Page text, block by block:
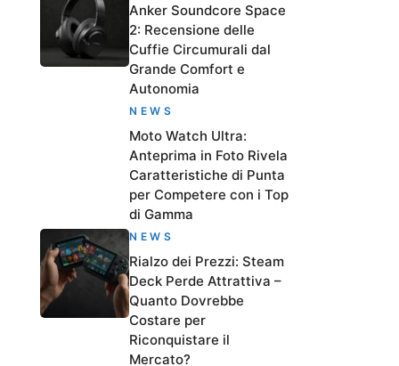
Anker Soundcore Space
2: Recensione delle
Cuffie Circumurali dal
Grande Comfort e
Autonomia
NEWS
Moto Watch Ultra:
Anteprima in Foto Rivela
Caratteristiche di Punta
per Competere con i Top
di Gamma
NEWS
Rialzo dei Prezzi: Steam
Deck Perde Attrattiva –
Quanto Dovrebbe
Costare per
Riconquistare il
Mercato?